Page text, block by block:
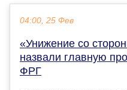
04:00, 25 Фев
«Унижение со
назвали главную
ФРГ